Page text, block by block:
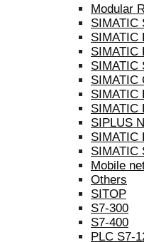
Modular
SIMATIC
SIMATIC
SIMATIC
SIMATIC
SIMATIC
SIMATIC
SIMATIC
SIPLUS
SIMATIC
SIMATIC
Mobile
Others
SITOP
S7-300
S7-400
PLC S7-